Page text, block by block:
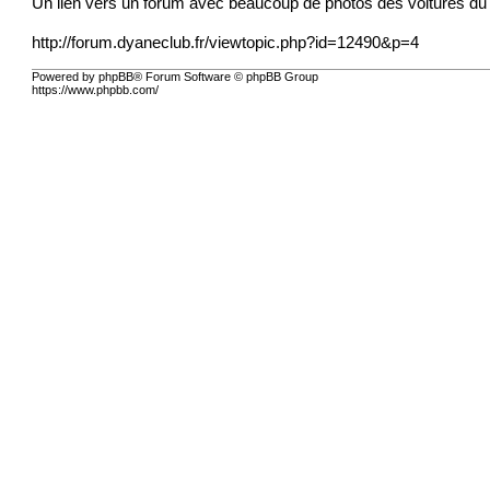
Un lien vers un forum avec beaucoup de photos des voitures
http://forum.dyaneclub.fr/viewtopic.php?id=12490&p=4
Powered by phpBB® Forum Software © phpBB Group
https://www.phpbb.com/